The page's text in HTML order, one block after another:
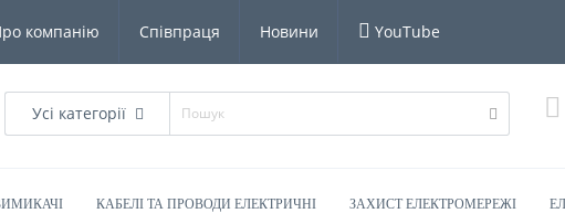
компанію Співпраця Новини YouTube
Усі категорії
КАБЕЛІ ТА ПРОВОДИ ЕЛЕКТРИЧНІ ЗАХИСТ ЕЛЕКТРОМЕРЕЖІ